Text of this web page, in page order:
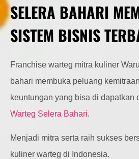
SELERA BAHARI
SISTEM BISNIS
Franchise warteg mitra kuliner
bahari membuka peluang
keuntungan yang bisa di dapatkan
Warteg Selera Bahari.
Menjadi mitra serta raih sukses
kuliner warteg di Indonesia.